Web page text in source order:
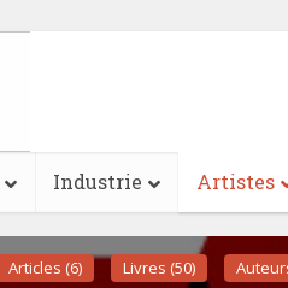
Industrie Artistes
Articles (6) Livres (50)